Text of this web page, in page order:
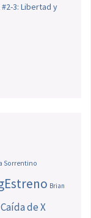
3: Libertad y
Sorrentino
Brian
Caída de X